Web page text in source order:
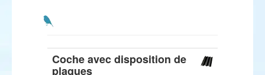
Coche avec disposition de
plaques